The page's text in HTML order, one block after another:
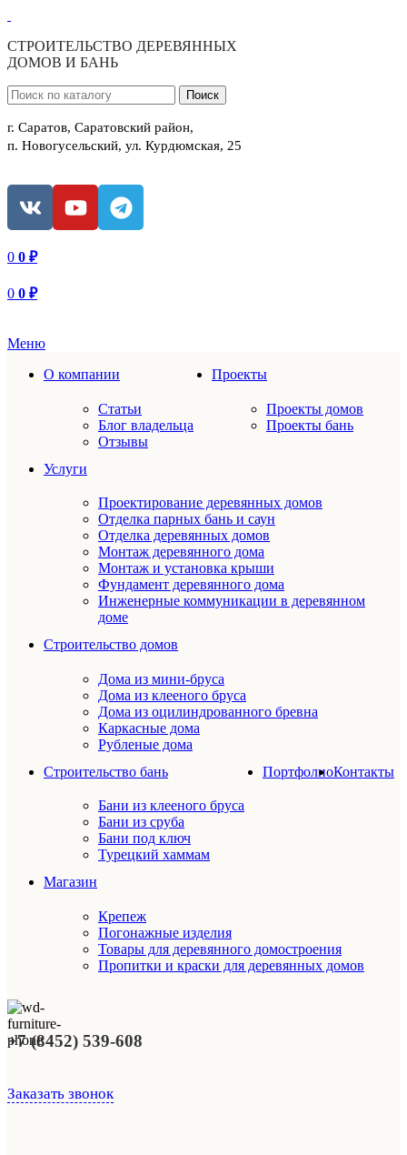
СТРОИТЕЛЬСТВО ДЕРЕВЯННЫХ
ДОМОВ И БАНЬ
Поиск
г. Саратов, Саратовский район,
п. Новогусельский, ул. Курдюмская, 25
0 0 ₽
0 0 ₽
Меню
О компании
Статьи
Блог владельца
Отзывы
Проекты
Проекты домов
Проекты бань
Услуги
Проектирование деревянных домов
Отделка парных бань и саун
Отделка деревянных домов
Монтаж деревянного дома
Монтаж и установка крыши
Фундамент деревянного дома
Инженерные коммуникации в деревянном
доме
Строительство домов
Дома из мини-бруса
Дома из клееного бруса
Дома из оцилиндрованного бревна
Каркасные дома
Рубленые дома
Строительство бань
Бани из клееного бруса
Бани из сруба
Бани под ключ
Турецкий хаммам
ПортфолиоКонтакты
Магазин
Крепеж
Погонажные изделия
Товары для деревянного домостроения
Пропитки и краски для деревянных домов
+7 (8452) 539-608
Заказать звонок